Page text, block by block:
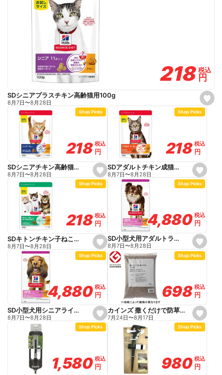
s
e
218
218税込
税込
円
円
SDシニアプラスチキン高齢猫用100g
8月7日〜8月28日
s
e
t
o
r
i
e
Shop Picks
218
218税込
税込
円
円
SDシニアチキン高齢猫用100g
8月7日〜8月28日
s
e
t
o
r
i
e
Shop Picks
218
218 税込
税込
円
円
SDアダルトチキン成猫用100g
8月7日〜8月28日
s
e
t
o
r
i
e
Shop Picks
218
218税込
税込
円
円
SDキトンチキン子ねこ用100g
8月7日〜8月28日
s
e
t
o
r
i
e
Shop Picks
4,880
4,880 税込
税込
円
円
SD小型犬用アダルトライト1~6歳3kg
8月7日〜8月28日
s
e
t
o
r
i
Shop Picks
4,880
4,880税込
税込
円
円
SD小型犬用シニアライト7歳以上3kg
8月7日〜8月28日
s
e
t
o
r
i
Shop Picks
698
698 税込
税込
円
円
カインズ 撒くだけで防草できる人工砂 約15kg
7月24日〜8月17日
Shop Picks
1,580
1,580税込
税込
円
円
Shop Picks
980
980 税込
税込
円
円